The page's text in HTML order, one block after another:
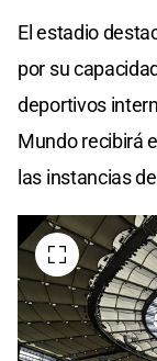
El estadio
por su
deportivos
Mundo recibirá
las instancias